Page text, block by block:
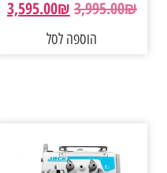
3,995.00₪
3,595.00₪
הוספה לסל